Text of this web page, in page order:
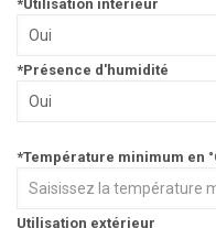
*Utilisation intérieur
*Présence d'humidité
*Température minimum en
Utilisation extérieur